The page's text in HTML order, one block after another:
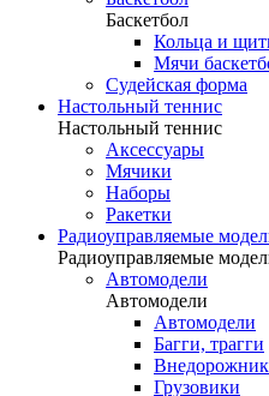
Баскетбол
Кольца и
Мячи
Судейская форма
Настольный теннис
Настольный теннис
Аксессуары
Мячики
Наборы
Ракетки
Радиоуправляемые
Радиоуправляемые
Автомодели
Автомодели
Автомодели
Багги, трагги
Грузовики